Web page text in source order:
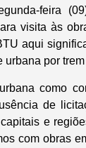
feira
visita às
aqui
por
como
de
e
com obras